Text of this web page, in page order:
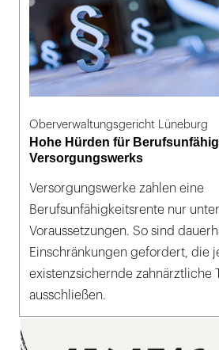
Oberverwaltungsgericht Lüneburg
Hohe Hürden für
Versorgungswerks
Versorgungswerke zahlen eine
Berufsunfähigkeitsrente nur
Voraussetzungen. So sind
Einschränkungen gefordert, die
existenzsichernde zahnärztliche
ausschließen.